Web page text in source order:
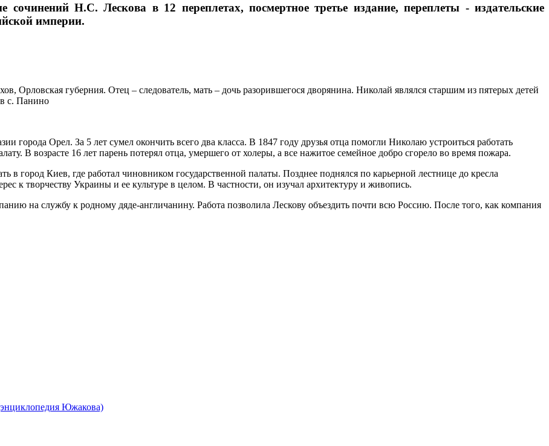
сочинений Н.С. Лескова в 12 переплетах, посмертное третье издание, переплеты - издательские
империи.
Орловская губерния. Отец – следователь, мать – дочь разорившегося дворянина. Николай являлся старшим из пятерых детей
в с. Панино
города Орел. За 5 лет сумел окончить всего два класса. В 1847 году друзья отца помогли Николаю устроиться работать
В возрасте 16 лет парень потерял отца, умершего от холеры, а все нажитое семейное добро сгорело во время пожара.
в город Киев, где работал чиновником государственной палаты. Позднее поднялся по карьерной лестнице до кресла
к творчеству Украины и ее культуре в целом. В частности, он изучал архитектуру и живопись.
на службу к родному дяде-англичанину. Работа позволила Лескову объездить почти всю Россию. После того, как компания